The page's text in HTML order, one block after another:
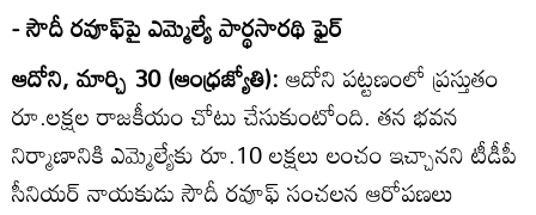
- సౌదీ రవూఫ్‌పై ఎమ్మెల్యే పార్థసారథి ఫైర్‌
ఆదోని, మార్చి 30 (ఆంధ్రజ్యోతి):ఆదోని పట్టణంలో ప్రస్తుతం
రూ.లక్షల రాజకీయం చోటు చేసుకుంటోంది. తన భవన
నిర్మాణానికి ఎమ్మెల్యేకు రూ.10 లక్షలు లంచం ఇచ్చానని టీడీపీ
సీనియర్‌ నాయకుడు సౌదీ రవూఫ్‌ సంచలన ఆరోపణలు